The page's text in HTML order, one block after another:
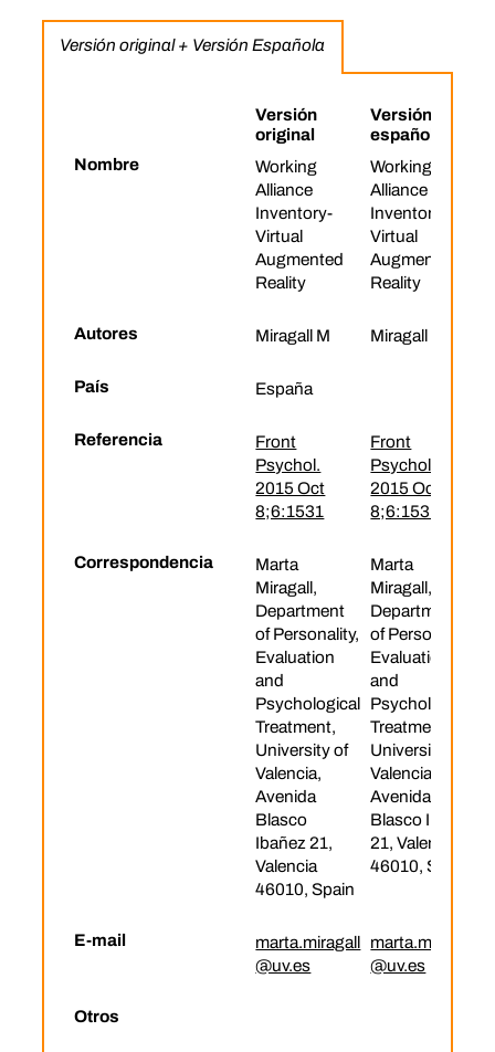
Versión original + Versión Española
Versión
original
Versión
española
Nombre
Working
Alliance
Inventory-
Virtual
Augmented
Reality
Working
Alliance
Inventory-
Virtual
Augmented
Reality
Autores Miragall M Miragall M
País España
Referencia
Front
Psychol.
2015 Oct
8;6:1531
Front
Psychol.
2015 Oct
8;6:1531
Correspondencia
Marta
Miragall,
Department
of Personality,
Evaluation
and
Psychological
Treatment,
University of
Valencia,
Avenida
Blasco
Ibañez 21,
Valencia
46010, Spain
Marta
Miragall,
Department
of Personality,
Evaluation
and
Psychological
Treatment,
University of
Valencia,
Avenida
Blasco Ibañez
21, Valencia
46010, Spain
E-mail
marta.miragall
@uv.es
marta.miragall
@uv.es
Otros